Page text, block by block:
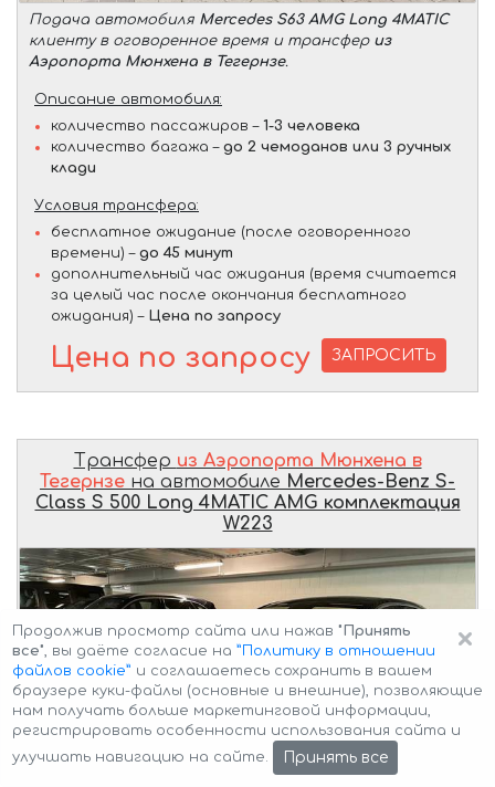
Подача автомобиля Mercedes S63 AMG Long 4MATIC
клиенту в оговоренное время и трансфер из
Аэропорта Мюнхена в Тегернзе.
Описание автомобиля:
количество пассажиров – 1-3 человека
количество багажа – до 2 чемоданов или 3 ручных
клади
Условия трансфера:
бесплатное ожидание (после оговоренного
времени) – до 45 минут
дополнительный час ожидания (время считается
за целый час после окончания бесплатного
ожидания) – Цена по запросу
Цена по запросу ЗАПРОСИТЬ
Трансфер из Аэропорта Мюнхена в
Тегернзе на автомобиле Mercedes-Benz S-
Class S 500 Long 4MATIC AMG комплектация
W223
×
Продолжив просмотр сайта или нажав "Принять
все", вы даёте согласие на ”Политику в отношении
файлов cookie” и соглашаетесь сохранить в вашем
браузере куки-файлы (основные и внешние), позволяющие
нам получать больше маркетинговой информации,
регистрировать особенности использования сайта и
улучшать навигацию на сайте.
Принять все